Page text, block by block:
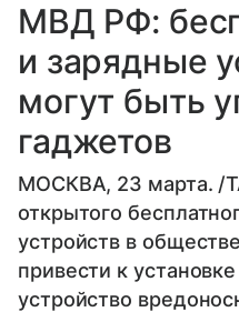
МВД РФ:
и зарядные
могут быть
гаджетов
МОСКВА, 23 марта. /
открытого
устройств в
привести к
устройство